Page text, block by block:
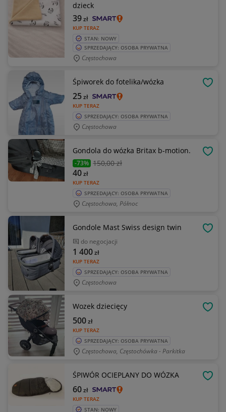
dzieck
KUP TERAZ
39zł
STAN: NOWY
SPRZEDAJĄCY: OSOBA PRYWATNA
Częstochowa
Śpiworek do fotelika/wózka
KUP TERAZ
25zł
SPRZEDAJĄCY: OSOBA PRYWATNA
Częstochowa
Gondola do wózka Britax b-motion.
-73% 150,00 zł
KUP TERAZ
40zł
SPRZEDAJĄCY: OSOBA PRYWATNA
Częstochowa, Północ
Gondole Mast Swiss design twin
do negocjacji
KUP TERAZ
1 400zł
SPRZEDAJĄCY: OSOBA PRYWATNA
Częstochowa
Wozek dziecięcy
KUP TERAZ
500zł
SPRZEDAJĄCY: OSOBA PRYWATNA
Częstochowa, Częstochówka - Parkitka
ŚPIWÓR OCIEPLANY DO WÓZKA
KUP TERAZ
60zł
STAN: NOWY